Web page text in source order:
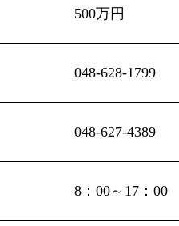
500万円
048-628-1799
048-627-4389
8：00～17：00